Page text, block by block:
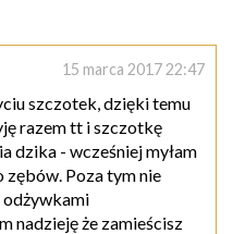
15 marca 2017 22:47
szczotek, dzięki temu
razem tt i szczotkę
dzika - wcześniej myłam
zębów. Poza tym nie
odżywkami
nadzieję że zamieścisz